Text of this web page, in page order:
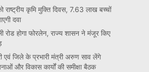
कृमि मुक्ति दिवस, 7.63 लाख बच्चों
दवा
रोड होगा फोरलेन, राज्य शासन ने मंजूर किए
एवं जिले के प्रभारी मंत्री अरुण साव लेंगे
और विकास कार्यों की समीक्षा बैठक